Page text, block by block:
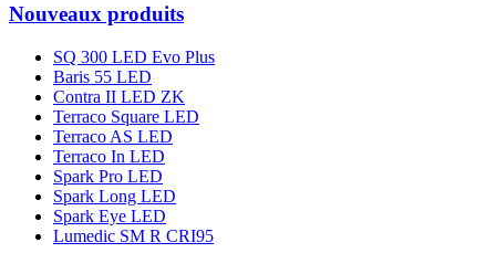
Nouveaux produits
SQ 300 LED Evo Plus
Baris 55 LED
Contra II LED ZK
Terraco Square LED
Terraco AS LED
Terraco In LED
Spark Pro LED
Spark Long LED
Spark Eye LED
Lumedic SM R CRI95